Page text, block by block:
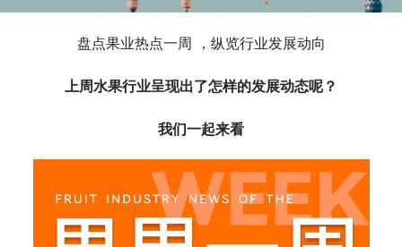
盘点果业热点一周 ，纵览行业发展动向
上周水果行业呈现出了怎样的发展动态呢？
我们一起来看